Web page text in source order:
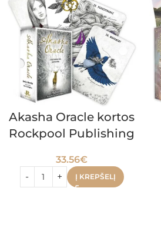
Akasha Oracle kortos
Rockpool Publishing
33.56€
Į KREPŠELĮ